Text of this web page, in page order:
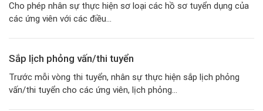
Cho phép nhân sự thực hiện sơ loại các hồ sơ tuyển dụng của
các ứng viên với các điều...
Sắp lịch phỏng vấn/thi tuyển
Trước mỗi vòng thi tuyển, nhân sự thực hiện sắp lịch phỏng
vấn/thi tuyển cho các ứng viên, lịch phỏng...